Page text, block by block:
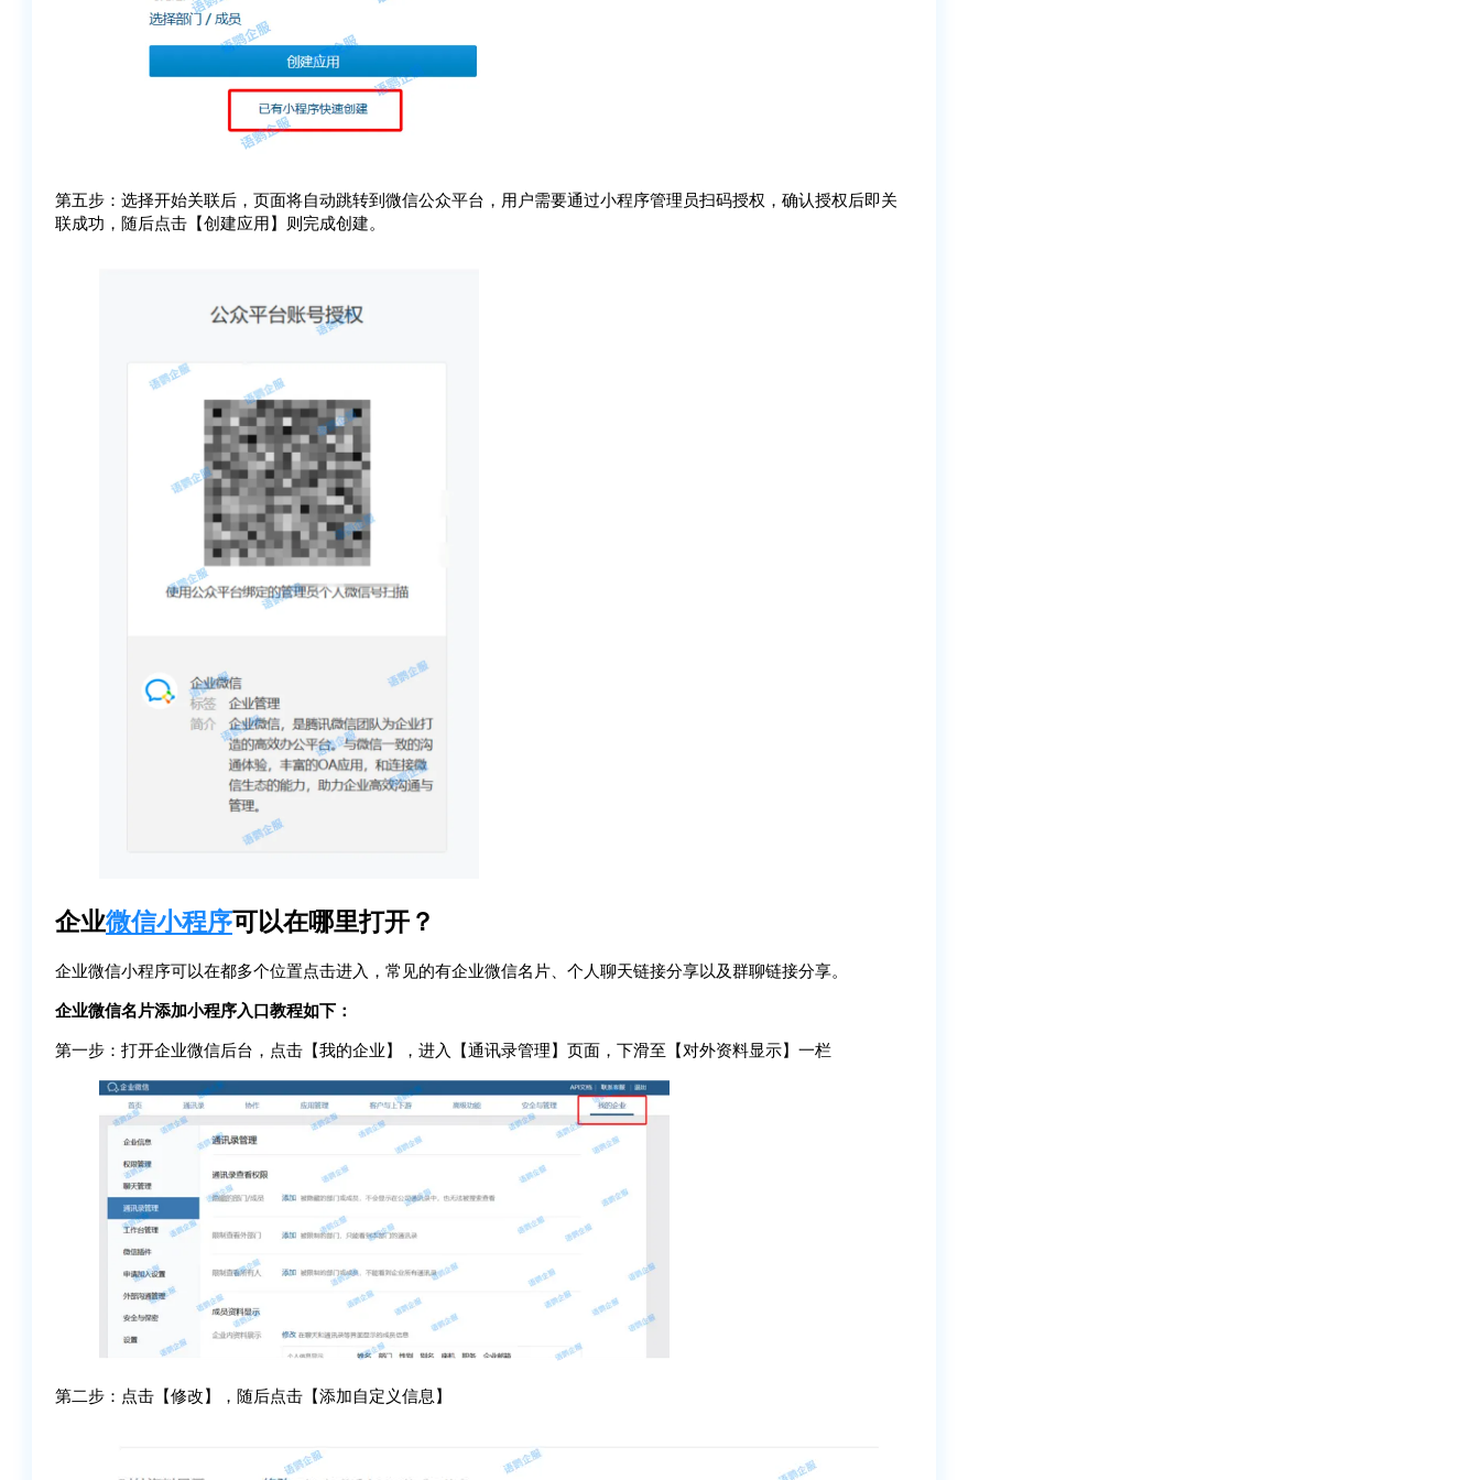
第五步：选择开始关联后，页面将自动跳转到微信公众平台，用户需要通过小程序管理员扫码授权，确认授权后即关
联成功，随后点击【创建应用】则完成创建。
企业微信小程序可以在哪里打开？
企业微信小程序可以在都多个位置点击进入，常见的有企业微信名片、个人聊天链接分享以及群聊链接分享。
企业微信名片添加小程序入口教程如下：
第一步：打开企业微信后台，点击【我的企业】，进入【通讯录管理】页面，下滑至【对外资料显示】一栏
第二步：点击【修改】，随后点击【添加自定义信息】